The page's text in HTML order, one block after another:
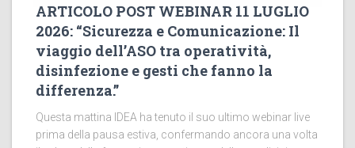
ARTICOLO POST WEBINAR 11 LUGLIO
2026: “Sicurezza e Comunicazione: Il
viaggio dell’ASO tra operatività,
disinfezione e gesti che fanno la
differenza.”
Questa mattina IDEA ha tenuto il suo ultimo webinar live
prima della pausa estiva, confermando ancora una volta